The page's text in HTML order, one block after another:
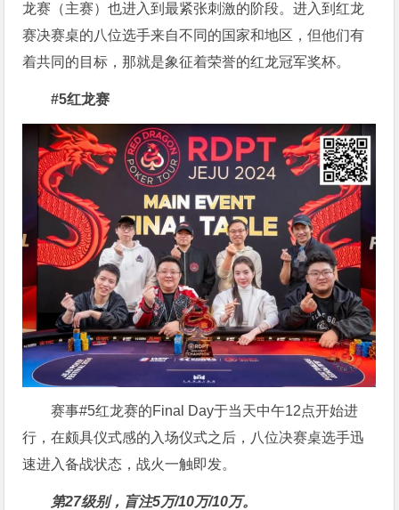
龙赛（主赛）也进入到最紧张刺激的阶段。进入到红龙
赛决赛桌的八位选手来自不同的国家和地区，但他们有
着共同的目标，那就是象征着荣誉的红龙冠军奖杯。
#5红龙赛
赛事#5红龙赛的Final Day于当天中午12点开始进
行，在颇具仪式感的入场仪式之后，八位决赛桌选手迅
速进入备战状态，战火一触即发。
第27级别，盲注5万/10万/10万。